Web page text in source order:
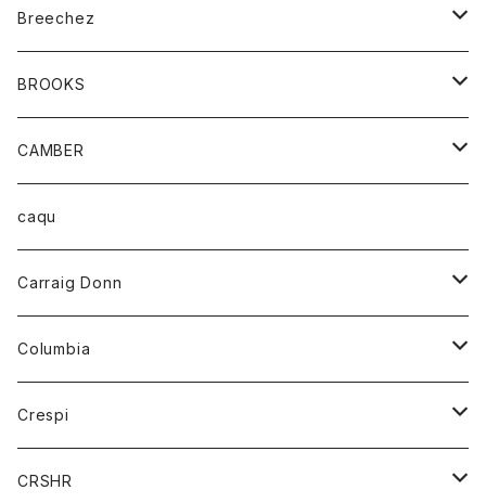
ベルト
Tシャツ
グッズ
アンダーウェアー
カードホルダー
チーフ
トップス
カーディガン
ボトム
オーバーオール
ショートパンツ
レディース
オーバーオール
カーディガン
Breechez
シャツ
BROOKS
グッズ
靴
CAMBER
トップス
ハーフスリーブTシャツ
caqu
Carraig Donn
ニット
Columbia
アウター
ジャケット
Crespi
ジャケット
CRSHR